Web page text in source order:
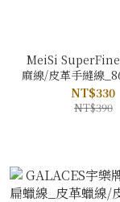
MeiSi SuperFine
麻線/皮革手縫線
NT$330
NT$390